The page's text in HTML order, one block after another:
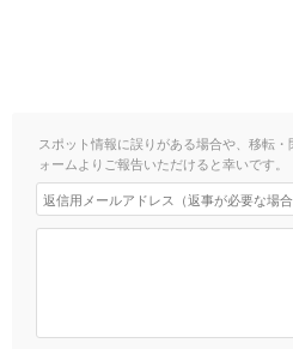
スポット情報に誤りがある場合や、移転
ォームよりご報告いただけると幸いです。